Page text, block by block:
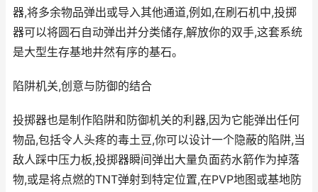
器,将多余物品弹出或导入其他通道,例如,在刷石机中,投掷
器可以将圆石自动弹出并分类储存,解放你的双手,这套系统
是大型生存基地井然有序的基石。
陷阱机关,创意与防御的结合
投掷器也是制作陷阱和防御机关的利器,因为它能弹出任何
物品,包括令人头疼的毒土豆,你可以设计一个隐蔽的陷阱,当
敌人踩中压力板,投掷器瞬间弹出大量负面药水箭作为掉落
物,或是将点燃的TNT弹射到特定位置,在PVP地图或基地防